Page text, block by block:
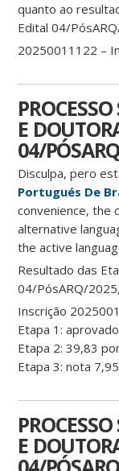
quanto ao
Edital 04/
20250011122 –
E
04/
Disculpa, pero
Portugués De
convenience, the
alternative
the active
Resultado das
04/PósARQ/
Inscrição
Etapa 1:
Etapa 2: 39,83
Etapa 3: nota
E